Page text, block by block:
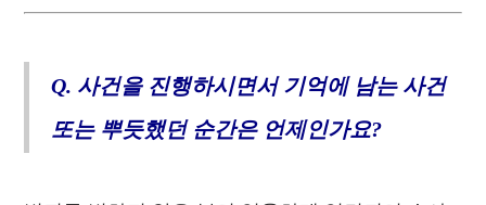
Q. 사건을 진행하시면서 기억에 남는 사건
또는 뿌듯했던 순간은 언제인가요?